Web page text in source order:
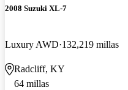
2008 Suzuki XL-7
Luxury AWD 132,219 millas
Radcliff, KY
64 millas